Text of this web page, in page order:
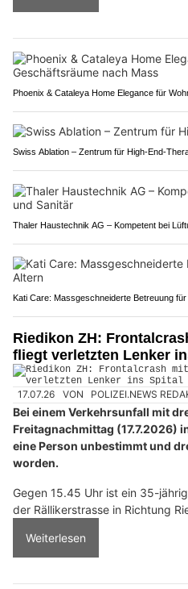
Phoenix & Cataleya Home Elegance für
Swiss Ablation – Zentrum für High-End-
Thaler Haustechnik AG – Kompetent bei
Kati Care: Massgeschneiderte Betreuung
Riedikon ZH:
fliegt verletzten Lenker
17.07.26 VON POLIZEI.NEWS
Bei einem Verkehrsunfall mit
Freitagnachmittag (17.7.2026)
eine Person unbestimmt und
worden.
Gegen 15.45 Uhr ist ein 35-
der Rällikerstrasse in Richtung
Weiterlesen